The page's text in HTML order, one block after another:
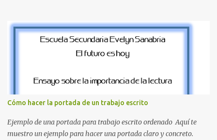
exámenes, tareas y proyectos escolares. En esta guía descubrirás
cuáles son los errores más comunes al estudiar, por qué afectan tu
rendimiento y qué puedes hacer para evitarlos. Si eres estudiante
¿Por qué es importante identificar los errores al estudiar? Muchas
personas creen que estudiar durante varias horas garantiza
buenos resultados. Sin embargo, la calidad del estudio es mucho
más importante que la cantidad de tiempo invertido. Cuando
detectas y corrige...
Cómo hacer la portada de un trabajo escrito
Ejemplo de una portada para trabajo escrito ordenado Aquí te
muestro un ejemplo para hacer una portada claro y concreto.